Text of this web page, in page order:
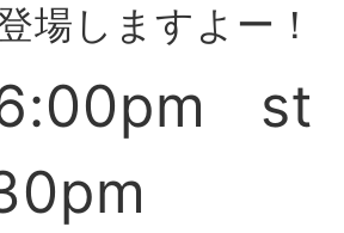
場しますよー！
st